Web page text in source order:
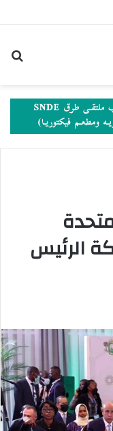
الرئيس